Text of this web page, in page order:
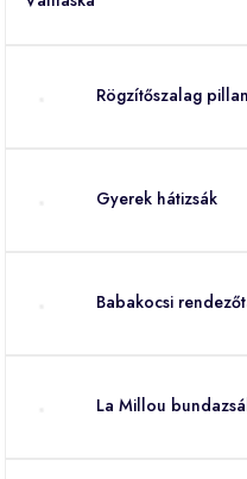
Rögzítőszalag
Gyerek hátizsák
Babakocsi
La Millou